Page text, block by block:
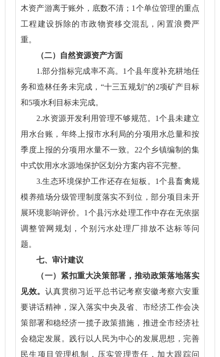
木资产游离于账外，底数不清；1个单位管理的重点
工程建设拆除的市政物资移交混乱，闲置浪费严
重。
（二）自然资源资产方面
1.部分指标完成率不高。1个县年度补充耕地任
务和造林任务未完成，“十三五规划”的2项矿产目标
和5项水利目标未完成。
2.水资源开发利用管理不够规范。1个县未建立
用水台账，年终上报市水利局的分项用水总量和按
季度上报的分项用水量不一致。22个乡镇编制的集
中式饮用水水源地保护区划分方案内容不完整。
3.生态环境保护工作还存在短板。1个县畜禽规
模养殖场分级管理制度落实不到位，部分项目未开
展环境影响评价。1个县污水处理工作中存在无依据
调整管网规划，个别污水处理厂排放不达标等问
题。
七、审计建议
（一）紧扣重大决策部署，推动政策落地落实
见效。 认真贯彻习近平总书记考察安徽考察六安重
要讲话精神，深入落实中央及省、市经济工作会决
策部署和稳经济一揽子政策措施，推进全市经济社
会稳定发展。践行以人民为中心的发展思想，完善
民生项目管理机制，压实管理责任，加大跟踪问